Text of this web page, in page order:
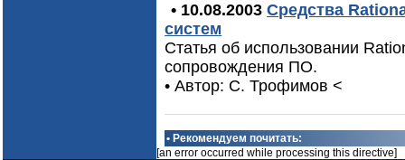
• 10.08.2003 Средства
систем
Статья об использовании
сопровождения ПО.
• Автор: С. Трофимов <
• Рекомендуем почитать:
[an error occurred while processing this directive]